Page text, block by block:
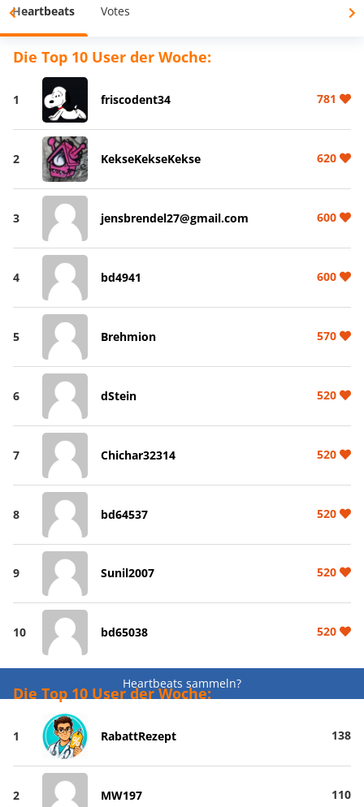
Heartbeats Votes
Die Top 10 User der Woche:
1 friscodent34 781
2 KekseKekseKekse 620
3 jensbrendel27@gmail.com 600
4 bd4941 600
5 Brehmion 570
6 dStein 520
7 Chichar32314 520
8 bd64537 520
9 Sunil2007 520
10 bd65038 520
Heartbeats sammeln?
Die Top 10 User der Woche:
1 RabattRezept 138
2 MW197 110